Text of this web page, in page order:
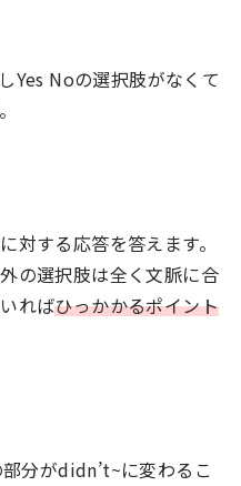
Yes Noの選択肢がなくて
対する応答を答えます。
の選択肢は全く文脈に合
ればひっかかるポイント
分がdidn’t~に変わるこ